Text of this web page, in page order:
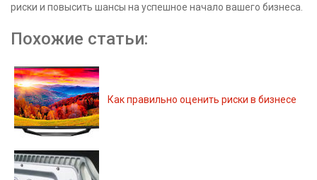
риски и повысить шансы на успешное начало вашего бизнеса.
Похожие статьи:
Как правильно оценить риски в бизнесе